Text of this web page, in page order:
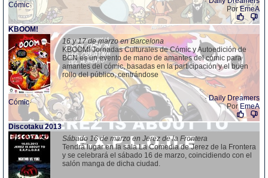
Cómic·
PorEmeA
KBOOM!
16 y 17 de marzo en Barcelona
KBOOM! Jornadas Culturales de Cómic y Autoedición de
BCN es un evento de mano de amantes del cómic para
amantes del cómic, basadas en la participación y el buen
rollo del público, centrándose
Cómic· ·Daily Dreamers
Por EmeA
Discotaku 2013
Sábado 16 de marzo en Jerez de la Frontera
Tendrá lugar en la sala La Comedia de Jerez de la Frontera
y se celebrará el sábado 16 de marzo, coincidiendo con el
salón manga de dicha ciudad.